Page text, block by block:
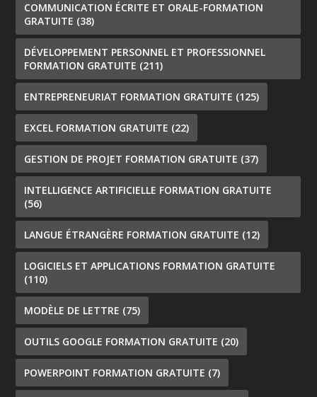
COMMUNICATION ÉCRITE ET ORALE-FORMATION
GRATUITE (38)
DÉVELOPPEMENT PERSONNEL ET PROFESSIONNEL
FORMATION GRATUITE (211)
ENTREPRENEURIAT FORMATION GRATUITE (125)
EXCEL FORMATION GRATUITE (22)
GESTION DE PROJET FORMATION GRATUITE (37)
INTELLIGENCE ARTIFICIELLE FORMATION GRATUITE
(56)
LANGUE ÉTRANGÈRE FORMATION GRATUITE (12)
LOGICIELS ET APPLICATIONS FORMATION GRATUITE
(110)
MODÈLE DE LETTRE (75)
OUTILS GOOGLE FORMATION GRATUITE (20)
POWERPOINT FORMATION GRATUITE (7)